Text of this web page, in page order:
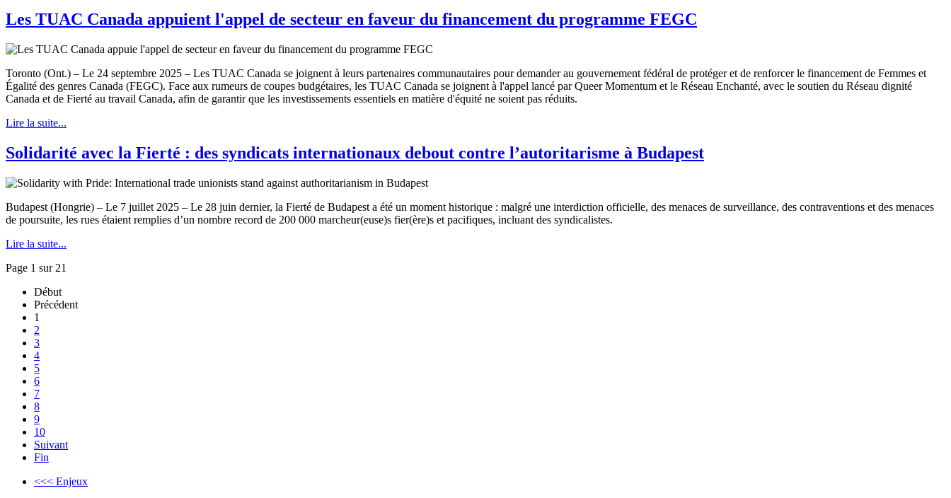
Les TUAC Canada appuient l'appel de secteur en faveur du financement du programme FEGC
Toronto (Ont.) – Le 24 septembre 2025 – Les TUAC Canada se joignent à leurs partenaires communautaires pour demander au gouvernement fédéral de protéger et de renforcer le financement de Femmes et
Égalité des genres Canada (FEGC). Face aux rumeurs de coupes budgétaires, les TUAC Canada se joignent à l'appel lancé par Queer Momentum et le Réseau Enchanté, avec le soutien du Réseau dignité
Canada et de Fierté au travail Canada, afin de garantir que les investissements essentiels en matière d'équité ne soient pas réduits.
Lire la suite...
Solidarité avec la Fierté : des syndicats internationaux debout contre l’autoritarisme à Budapest
Budapest (Hongrie) – Le 7 juillet 2025 – Le 28 juin dernier, la Fierté de Budapest a été un moment historique : malgré une interdiction officielle, des menaces de surveillance, des contraventions et des menaces
de poursuite, les rues étaient remplies d’un nombre record de 200 000 marcheur(euse)s fier(ère)s et pacifiques, incluant des syndicalistes.
Lire la suite...
Page 1 sur 21
Début
Précédent
1
2
3
4
5
6
7
8
9
10
Suivant
Fin
<<< Enjeux